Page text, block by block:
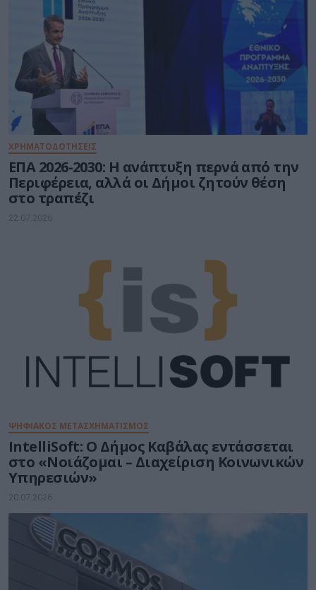
ΧΡΗΜΑΤΟΔΟΤΗΣΕΙΣ
ΕΠΑ 2026-2030: Η ανάπτυξη περνά από την
Περιφέρεια, αλλά οι Δήμοι ζητούν θέση
στο τραπέζι
22.07.2026
ΨΗΦΙΑΚΟΣ ΜΕΤΑΣΧΗΜΑΤΙΣΜΟΣ
IntelliSoft: Ο Δήμος Καβάλας εντάσσεται
στο «Νοιάζομαι – Διαχείριση Κοινωνικών
Υπηρεσιών»
20.07.2026